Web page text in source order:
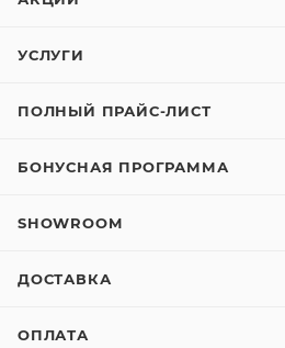
УСЛУГИ
ПОЛНЫЙ ПРАЙС-ЛИСТ
БОНУСНАЯ ПРОГРАММА
SHOWROOM
ДОСТАВКА
ОПЛАТА